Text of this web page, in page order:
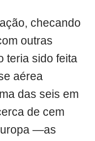
checando
outras
teria sido feita
aérea
das seis em
de cem
—as